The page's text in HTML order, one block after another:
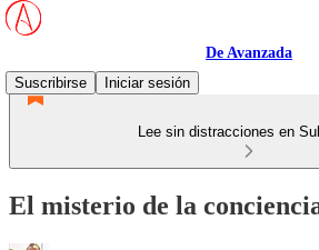
De Avanzada
Suscribirse
Iniciar sesión
Lee sin distracciones en
El misterio de la